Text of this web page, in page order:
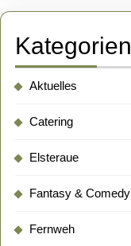
Kategorien
Aktuelles
Catering
Elsteraue
Fantasy & Comedy
Fernweh